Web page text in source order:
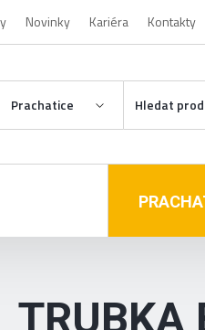
Novinky Kariéra Kontakty
Prachatice
TRUBKA